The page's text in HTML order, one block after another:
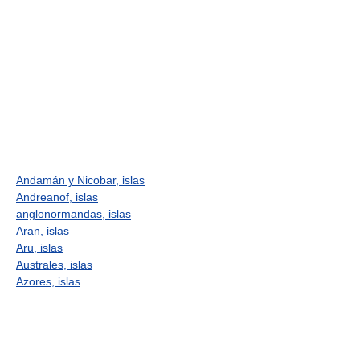
Andamán y Nicobar, islas
Andreanof, islas
anglonormandas, islas
Aran, islas
Aru, islas
Australes, islas
Azores, islas